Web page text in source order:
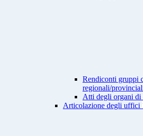
Rendiconti gruppi
regionali/
Atti degli organi di
Articolazione degli uffici